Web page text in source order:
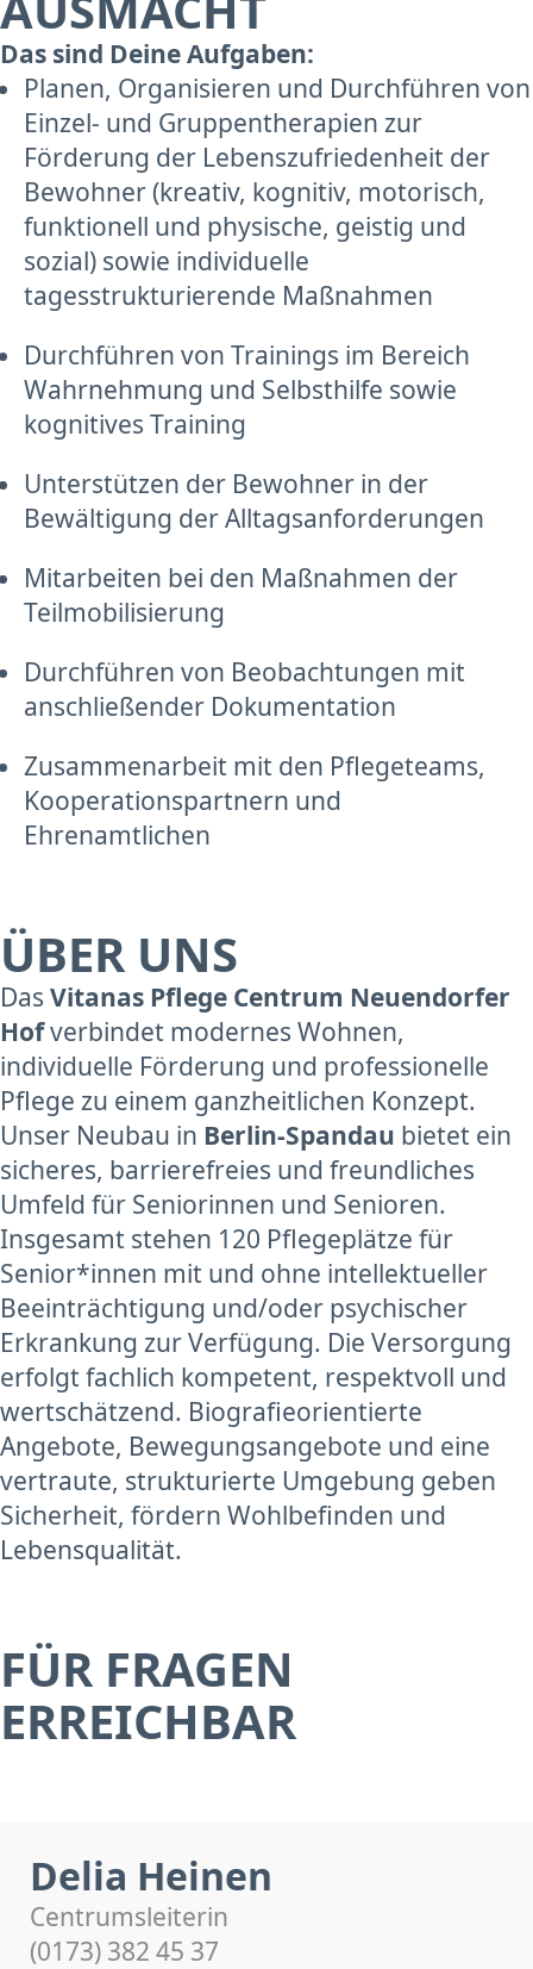
Das sind Deine Aufgaben:
Planen, Organisieren und Durchführen von
Einzel- und Gruppentherapien zur
Förderung der Lebenszufriedenheit der
Bewohner (kreativ, kognitiv, motorisch,
funktionell und physische, geistig und
sozial) sowie individuelle
tagesstrukturierende Maßnahmen
Durchführen von Trainings im Bereich
Wahrnehmung und Selbsthilfe sowie
kognitives Training
Unterstützen der Bewohner in der
Bewältigung der Alltagsanforderungen
Mitarbeiten bei den Maßnahmen der
Teilmobilisierung
Durchführen von Beobachtungen mit
anschließender Dokumentation
Zusammenarbeit mit den Pflegeteams,
Kooperationspartnern und
Ehrenamtlichen
ÜBER UNS
Das Vitanas Pflege Centrum Neuendorfer
Hofverbindet modernes Wohnen,
individuelle Förderung und professionelle
Pflege zu einem ganzheitlichen Konzept.
Unser Neubau in Berlin-Spandau bietet ein
sicheres, barrierefreies und freundliches
Umfeld für Seniorinnen und Senioren.
Insgesamt stehen 120 Pflegeplätze für
Senior*innen mit und ohne intellektueller
Beeinträchtigung und/oder psychischer
Erkrankung zur Verfügung. Die Versorgung
erfolgt fachlich kompetent, respektvoll und
wertschätzend. Biografieorientierte
Angebote, Bewegungsangebote und eine
vertraute, strukturierte Umgebung geben
Sicherheit, fördern Wohlbefinden und
Lebensqualität.
FÜR FRAGEN
ERREICHBAR
Delia Heinen
Centrumsleiterin
(0173) 382 45 37